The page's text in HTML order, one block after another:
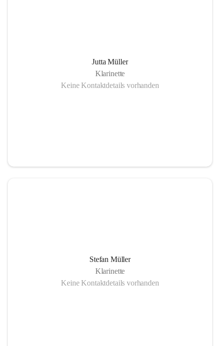
Jutta Müller
Klarinette
Keine Kontaktdetails vorhanden
Stefan Müller
Klarinette
Keine Kontaktdetails vorhanden